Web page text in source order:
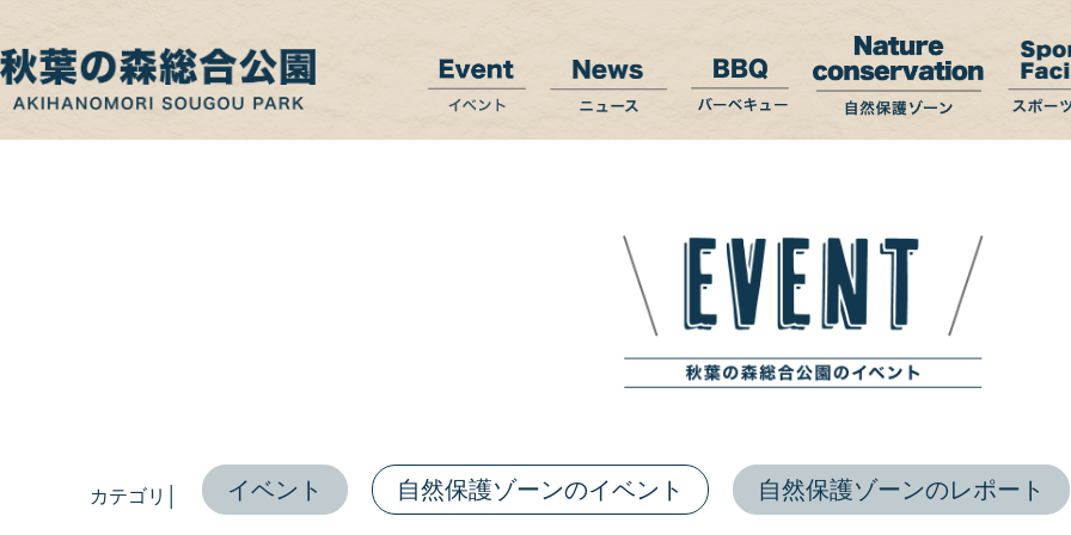
カテゴリ│ イベント 自然保護ゾーンのイベント 自然保護ゾーンのレポート